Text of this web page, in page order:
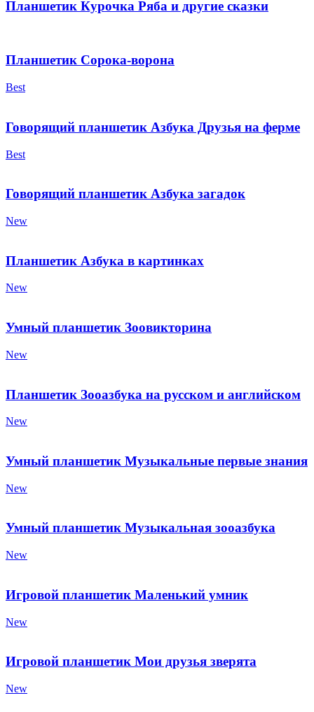
Планшетик Курочка Ряба и другие сказки
Планшетик Сорока-ворона
Best
Говорящий планшетик Азбука Друзья на ферме
Best
Говорящий планшетик Азбука загадок
New
Планшетик Азбука в картинках
New
Умный планшетик Зоовикторина
New
Планшетик Зооазбука на русском и английском
New
Умный планшетик Музыкальные первые знания
New
Умный планшетик Музыкальная зооазбука
New
Игровой планшетик Маленький умник
New
Игровой планшетик Мои друзья зверята
New